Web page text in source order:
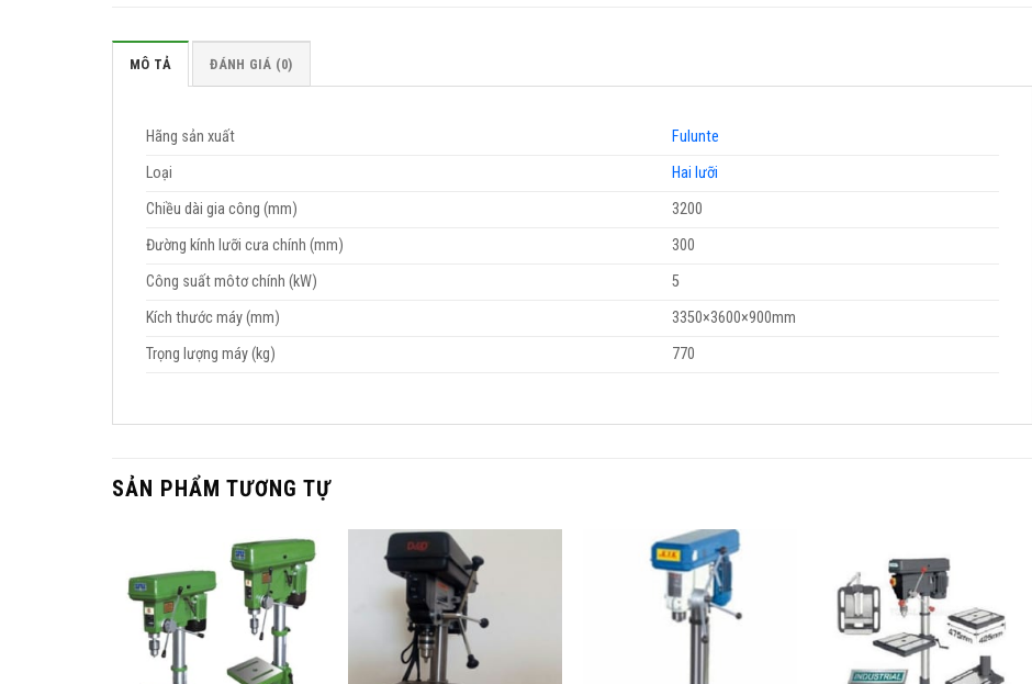
MÔ TẢ ĐÁNH GIÁ (0)
Hãng sản xuất
Fulunte
Loại
Hai lưỡi
Chiều dài gia công (mm)
3200
Đường kính lưỡi cưa chính (mm)
300
Công suất môtơ chính (kW)
5
Kích thước máy (mm)
3350×3600×900mm
Trọng lượng máy (kg)
770
SẢN PHẨM TƯƠNG TỰ